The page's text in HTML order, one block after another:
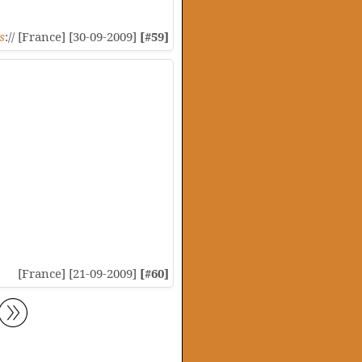
:// [France] [30-09-2009] [#59]
[France] [21-09-2009] [#60]